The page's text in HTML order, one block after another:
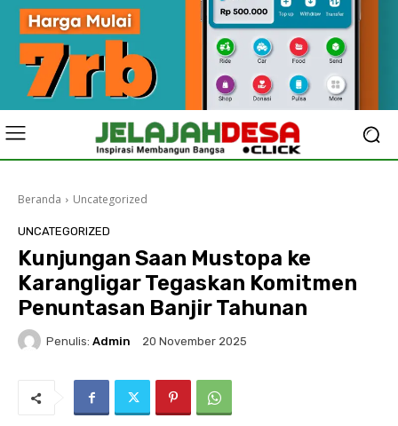
Beranda Uncategorized
UNCATEGORIZED
Kunjungan Saan Mustopa ke
Karangligar Tegaskan Komitmen
Penuntasan Banjir Tahunan
Penulis: Admin 20 November 2025